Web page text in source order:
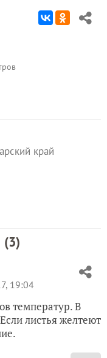
край
(3)
19:04
температур. В
листья желтеют